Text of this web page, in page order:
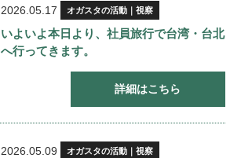
2026.05.17 オガスタの活動｜視察
いよいよ本日より、社員旅行で台湾・台北
へ行ってきます。
詳細はこちら
2026.05.09 オガスタの活動｜視察